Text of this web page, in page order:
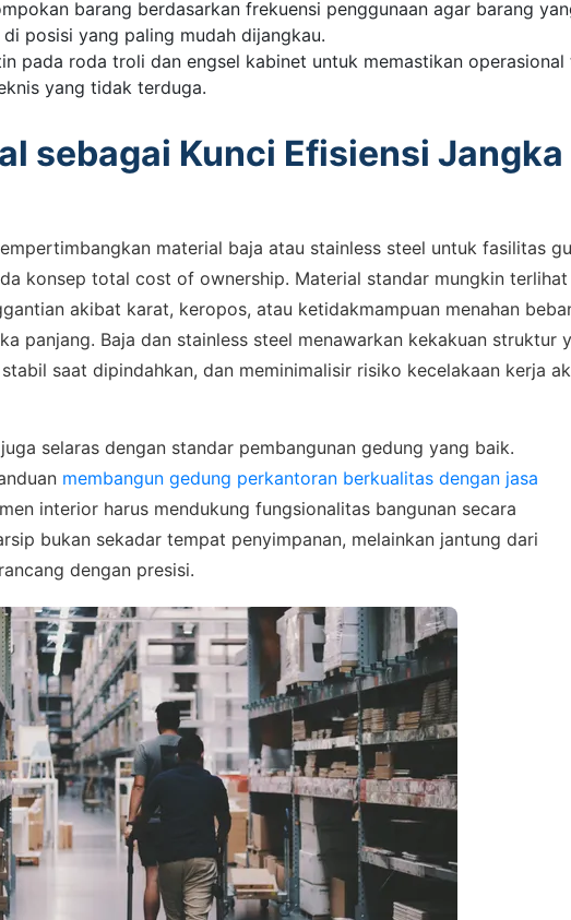
barang berdasarkan frekuensi penggunaan agar barang
posisi yang paling mudah dijangkau.
pada roda troli dan engsel kabinet untuk memastikan
yang tidak terduga.
sebagai Kunci Efisiensi Jangka
material baja atau stainless steel untuk fasilitas
konsep total cost of ownership. Material standar mungkin
akibat karat, keropos, atau ketidakmampuan menahan
panjang. Baja dan stainless steel menawarkan kekakuan struktur
saat dipindahkan, dan meminimalisir risiko kecelakaan kerja
selaras dengan standar pembangunan gedung yang baik.
membangun gedung perkantoran berkualitas dengan jasa
interior harus mendukung fungsionalitas bangunan secara
bukan sekadar tempat penyimpanan, melainkan jantung dari
dengan presisi.
SALES ASSISTANCE
Hubungi Tim Sales
Konsultasikan kebutuhan proyek Anda, dapatkan estimasi cepat via
WhatsApp.
Admin 1
6281310045708
62811893101